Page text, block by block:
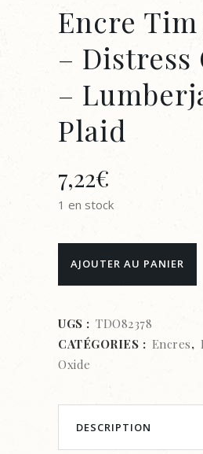
Encre
– Distress
–
Plaid
7,22€
1 en stock
Encre
Tim
Holtz
–
Oxide
AJOUTER AU PANIER
UGS : TDO82378
CATÉGORIES : Encres,
Oxide
DESCRIPTION